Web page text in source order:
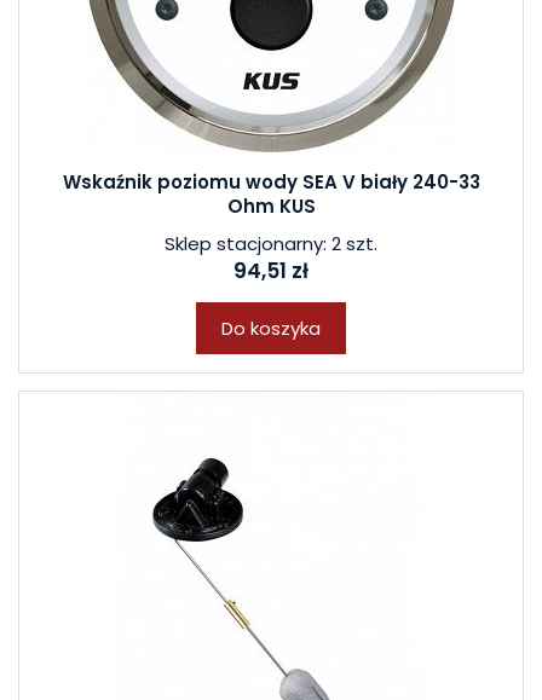
Wskaźnik poziomu wody SEA V biały 240-33
Ohm KUS
Sklep stacjonarny: 2 szt.
94,51 zł
Do koszyka